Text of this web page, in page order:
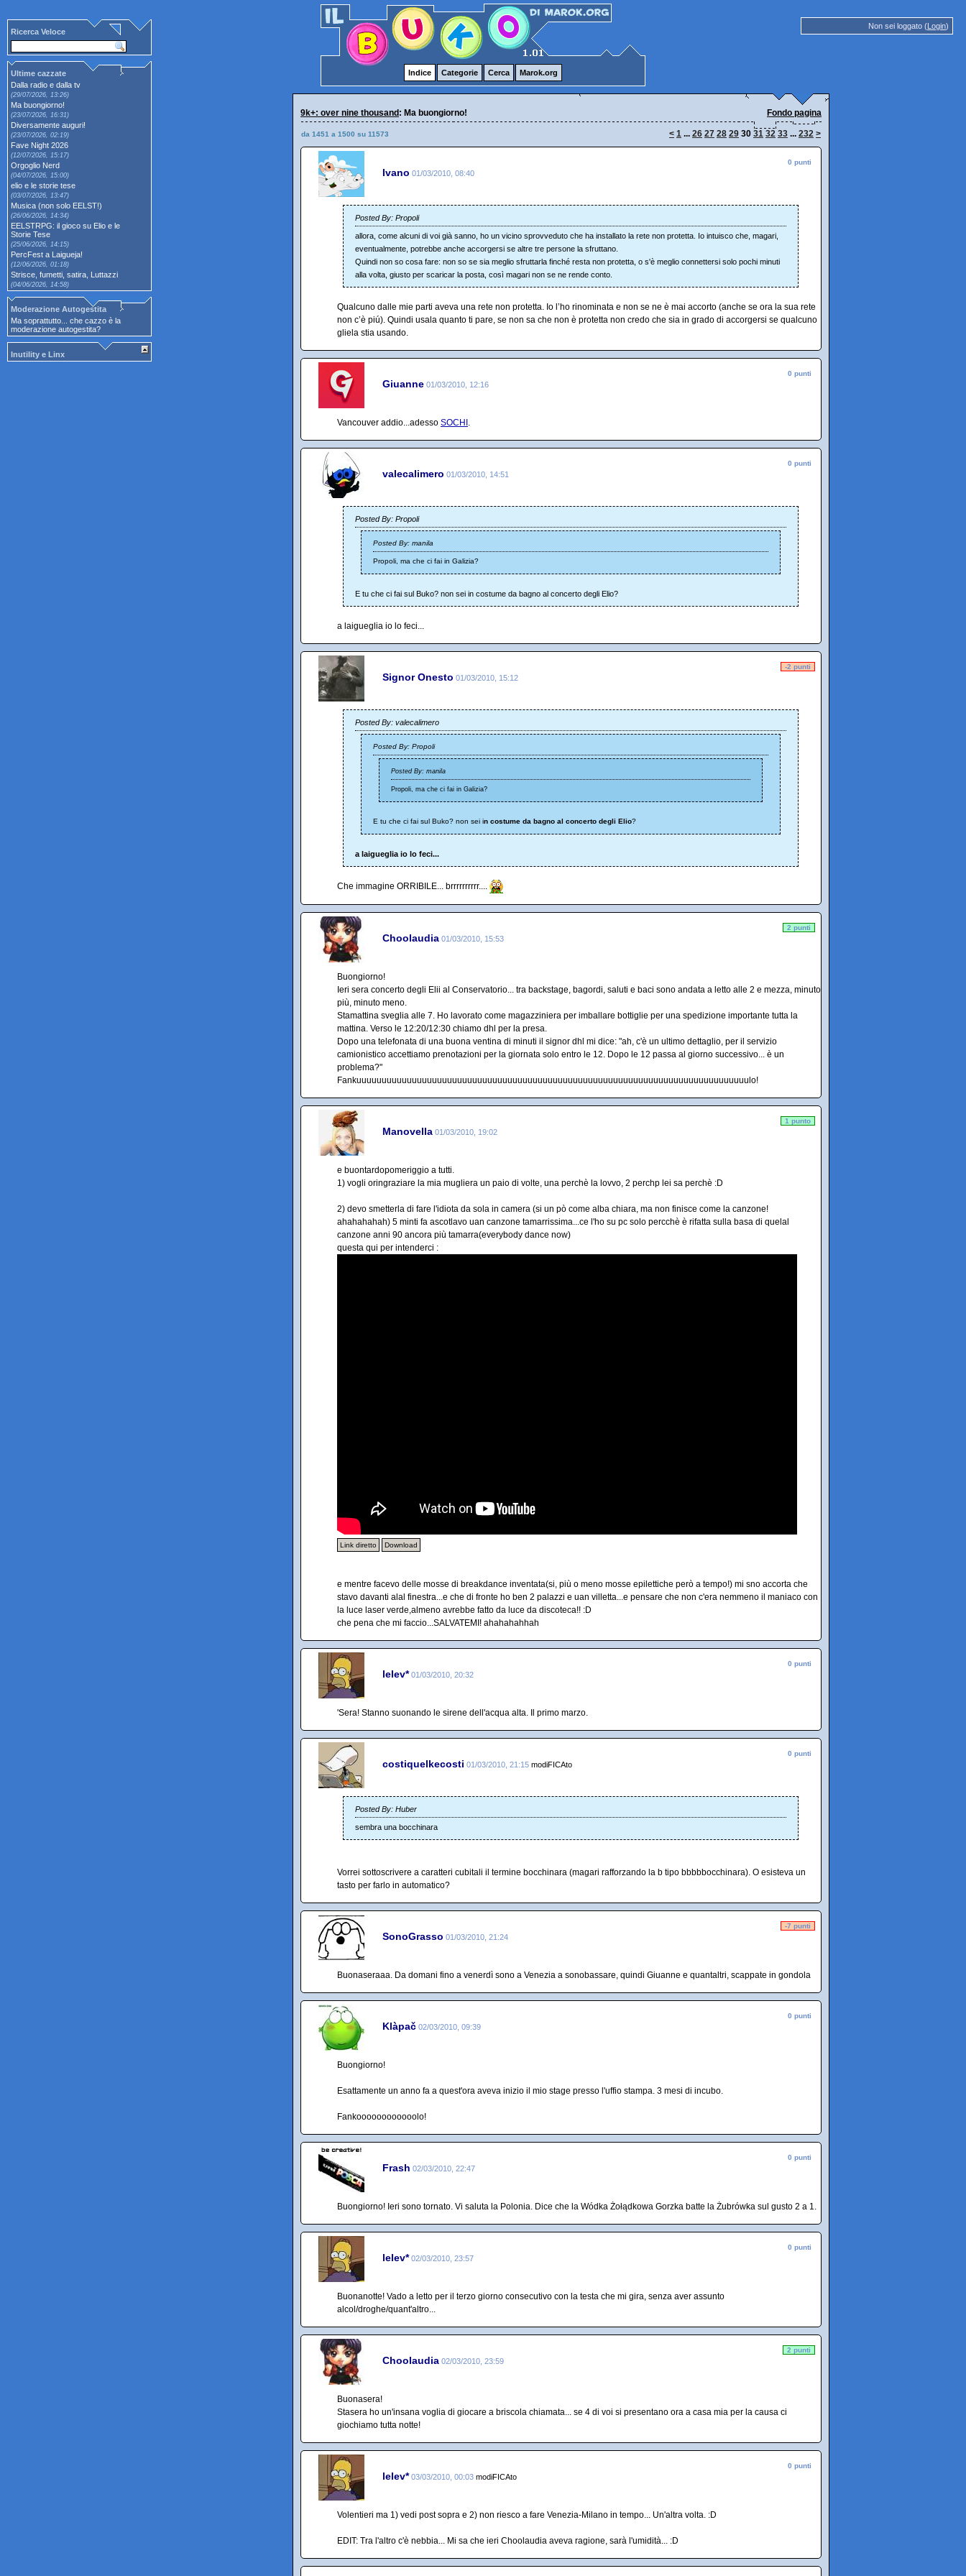
Non sei loggato (Login)
Indice Categorie Cerca Marok.org
Ricerca Veloce
Ultime cazzate
Dalla radio e dalla tv
(29/07/2026, 13:26)
Ma buongiorno!
(23/07/2026, 16:31)
Diversamente auguri!
(23/07/2026, 02:19)
Fave Night 2026
(12/07/2026, 15:17)
Orgoglio Nerd
(04/07/2026, 15:00)
elio e le storie tese
(03/07/2026, 13:47)
Musica (non solo EELST!)
(26/06/2026, 14:34)
EELSTRPG: il gioco su Elio e le
Storie Tese
(25/06/2026, 14:15)
PercFest a Laigueja!
(12/06/2026, 01:18)
Strisce, fumetti, satira, Luttazzi
(04/06/2026, 14:58)
Moderazione Autogestita
Ma soprattutto... che cazzo è la
moderazione autogestita?
Inutility e Linx
9k+: over nine thousand : Ma buongiorno! Fondo pagina
da 1451 a 1500 su 11573 < 1 ... 26 27 28 29 30 31 32 33 ... 232 >
Ivano 01/03/2010, 08:40
0 punti
Posted By: Propoli
allora, come alcuni di voi già sanno, ho un vicino sprovveduto che ha installato la rete non protetta. Io intuisco che, magari,
eventualmente, potrebbe anche accorgersi se altre tre persone la sfruttano.
Quindi non so cosa fare: non so se sia meglio sfruttarla finché resta non protetta, o s'è meglio connettersi solo pochi minuti
alla volta, giusto per scaricar la posta, così magari non se ne rende conto.
Qualcuno dalle mie parti aveva una rete non protetta. Io l’ho rinominata e non se ne è mai accorto (anche se ora la sua rete
non c’è piú). Quindi usala quanto ti pare, se non sa che non è protetta non credo che sia in grado di accorgersi se qualcuno
gliela stia usando.
Giuanne 01/03/2010, 12:16
0 punti
Vancouver addio...adesso SOCHI .
valecalimero 01/03/2010, 14:51
0 punti
Posted By: Propoli
Posted By: manila
Propoli, ma che ci fai in Galizia?
E tu che ci fai sul Buko? non sei in costume da bagno al concerto degli Elio?
a laigueglia io lo feci...
Signor Onesto 01/03/2010, 15:12
-2 punti
Posted By: valecalimero
Posted By: Propoli
Posted By: manila
Propoli, ma che ci fai in Galizia?
E tu che ci fai sul Buko? non sei in costume da bagno al concerto degli Elio?
a laigueglia io lo feci...
Che immagine ORRIBILE... brrrrrrrrrr....
Choolaudia 01/03/2010, 15:53
2 punti
Buongiorno!
Ieri sera concerto degli Elii al Conservatorio... tra backstage, bagordi, saluti e baci sono andata a letto alle 2 e mezza, minuto
più, minuto meno.
Stamattina sveglia alle 7. Ho lavorato come magazziniera per imballare bottiglie per una spedizione importante tutta la
mattina. Verso le 12:20/12:30 chiamo dhl per la presa.
Dopo una telefonata di una buona ventina di minuti il signor dhl mi dice: "ah, c'è un ultimo dettaglio, per il servizio
camionistico accettiamo prenotazioni per la giornata solo entro le 12. Dopo le 12 passa al giorno successivo... è un
problema?"
Fankuuuuuuuuuuuuuuuuuuuuuuuuuuuuuuuuuuuuuuuuuuuuuuuuuuuuuuuuuuuuuuuuuuuuuuuuuuuuuulo!
Manovella 01/03/2010, 19:02
1 punto
e buontardopomeriggio a tutti.
1) vogli oringraziare la mia mugliera un paio di volte, una perchè la lovvo, 2 perchp lei sa perchè :D
2) devo smetterla di fare l'idiota da sola in camera (si un pò come alba chiara, ma non finisce come la canzone!
ahahahahah) 5 minti fa ascotlavo uan canzone tamarrissima...ce l'ho su pc solo percchè è rifatta sulla basa di quelal
canzone anni 90 ancora più tamarra(everybody dance now)
questa qui per intenderci :
Link diretto Download
e mentre facevo delle mosse di breakdance inventata(si, più o meno mosse epilettiche però a tempo!) mi sno accorta che
stavo davanti alal finestra...e che di fronte ho ben 2 palazzi e uan villetta...e pensare che non c'era nemmeno il maniaco con
la luce laser verde,almeno avrebbe fatto da luce da discoteca!! :D
che pena che mi faccio...SALVATEMI! ahahahahhah
lelev* 01/03/2010, 20:32
0 punti
'Sera! Stanno suonando le sirene dell'acqua alta. Il primo marzo.
costiquelkecosti 01/03/2010, 21:15 modiFICAto
0 punti
Posted By: Huber
sembra una bocchinara
Vorrei sottoscrivere a caratteri cubitali il termine bocchinara (magari rafforzando la b tipo bbbbbocchinara). O esisteva un
tasto per farlo in automatico?
SonoGrasso 01/03/2010, 21:24
-7 punti
Buonaseraaa. Da domani fino a venerdì sono a Venezia a sonobassare, quindi Giuanne e quantaltri, scappate in gondola
Klàpač 02/03/2010, 09:39
0 punti
Buongiorno!
Esattamente un anno fa a quest'ora aveva inizio il mio stage presso l'uffio stampa. 3 mesi di incubo.
Fankoooooooooooolo!
Frash 02/03/2010, 22:47
0 punti
Buongiorno! Ieri sono tornato. Vi saluta la Polonia. Dice che la Wódka Żołądkowa Gorzka batte la Żubrówka sul gusto 2 a 1.
lelev* 02/03/2010, 23:57
0 punti
Buonanotte! Vado a letto per il terzo giorno consecutivo con la testa che mi gira, senza aver assunto
alcol/droghe/quant'altro...
Choolaudia 02/03/2010, 23:59
2 punti
Buonasera!
Stasera ho un'insana voglia di giocare a briscola chiamata... se 4 di voi si presentano ora a casa mia per la causa ci
giochiamo tutta notte!
lelev* 03/03/2010, 00:03 modiFICAto
0 punti
Volentieri ma 1) vedi post sopra e 2) non riesco a fare Venezia-Milano in tempo... Un'altra volta. :D
EDIT: Tra l'altro c'è nebbia... Mi sa che ieri Choolaudia aveva ragione, sarà l'umidità... :D